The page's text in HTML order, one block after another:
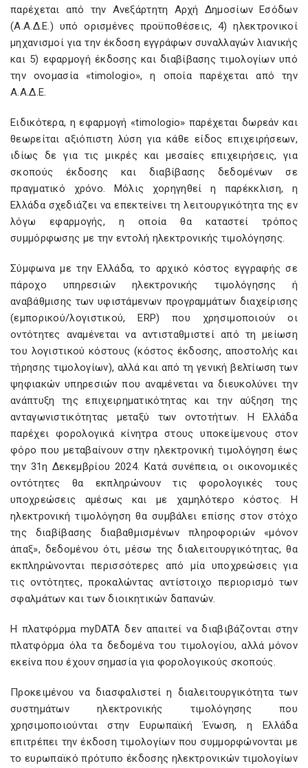
παρέχεται από την Ανεξάρτητη Αρχή Δημοσίων Εσόδων
(Α.Α.Δ.Ε.) υπό ορισμένες προϋποθέσεις, 4) ηλεκτρονικοί
μηχανισμοί για την έκδοση εγγράφων συναλλαγών λιανικής
και 5) εφαρμογή έκδοσης και διαβίβασης τιμολογίων υπό
την ονομασία «timologio», η οποία παρέχεται από την
Α.Α.Δ.Ε.
Ειδικότερα, η εφαρμογή «timologio» παρέχεται δωρεάν και
θεωρείται αξιόπιστη λύση για κάθε είδος επιχειρήσεων,
ιδίως δε για τις μικρές και μεσαίες επιχειρήσεις, για
σκοπούς έκδοσης και διαβίβασης δεδομένων σε
πραγματικό χρόνο. Μόλις χορηγηθεί η παρέκκλιση, η
Ελλάδα σχεδιάζει να επεκτείνει τη λειτουργικότητα της εν
λόγω εφαρμογής, η οποία θα καταστεί τρόπος
συμμόρφωσης με την εντολή ηλεκτρονικής τιμολόγησης.
Σύμφωνα με την Ελλάδα, το αρχικό κόστος εγγραφής σε
πάροχο υπηρεσιών ηλεκτρονικής τιμολόγησης ή
αναβάθμισης των υφιστάμενων προγραμμάτων διαχείρισης
(εμπορικού/λογιστικού, ERP) που χρησιμοποιούν οι
οντότητες αναμένεται να αντισταθμιστεί από τη μείωση
του λογιστικού κόστους (κόστος έκδοσης, αποστολής και
τήρησης τιμολογίων), αλλά και από τη γενική βελτίωση των
ψηφιακών υπηρεσιών που αναμένεται να διευκολύνει την
ανάπτυξη της επιχειρηματικότητας και την αύξηση της
ανταγωνιστικότητας μεταξύ των οντοτήτων. Η Ελλάδα
παρέχει φορολογικά κίνητρα στους υποκείμενους στον
φόρο που μεταβαίνουν στην ηλεκτρονική τιμολόγηση έως
την 31η Δεκεμβρίου 2024. Κατά συνέπεια, οι οικονομικές
οντότητες θα εκπληρώνουν τις φορολογικές τους
υποχρεώσεις αμέσως και με χαμηλότερο κόστος. Η
ηλεκτρονική τιμολόγηση θα συμβάλει επίσης στον στόχο
της διαβίβασης διαβαθμισμένων πληροφοριών «μόνον
άπαξ», δεδομένου ότι, μέσω της διαλειτουργικότητας, θα
εκπληρώνονται περισσότερες από μία υποχρεώσεις για
τις οντότητες, προκαλώντας αντίστοιχο περιορισμό των
σφαλμάτων και των διοικητικών δαπανών.
Η πλατφόρμα myDATA δεν απαιτεί να διαβιβάζονται στην
πλατφόρμα όλα τα δεδομένα του τιμολογίου, αλλά μόνον
εκείνα που έχουν σημασία για φορολογικούς σκοπούς.
Προκειμένου να διασφαλιστεί η διαλειτουργικότητα των
συστημάτων ηλεκτρονικής τιμολόγησης που
χρησιμοποιούνται στην Ευρωπαϊκή Ένωση, η Ελλάδα
επιτρέπει την έκδοση τιμολογίων που συμμορφώνονται με
το ευρωπαϊκό πρότυπο έκδοσης ηλεκτρονικών τιμολογίων